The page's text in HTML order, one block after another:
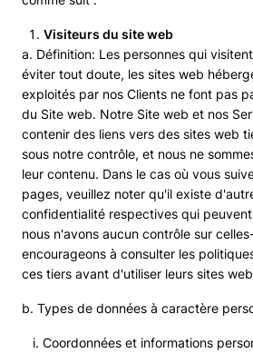
Visiteurs du site web
a. Définition: Les personnes qui
éviter tout doute, les sites web
exploités par nos Clients ne font pas
du Site web. Notre Site web et nos
contenir des liens vers des sites web
sous notre contrôle, et nous ne
leur contenu. Dans le cas où vous
pages, veuillez noter qu'il existe
confidentialité respectives qui
nous n'avons aucun contrôle sur
encourageons à consulter les
ces tiers avant d'utiliser leurs sites
b. Types de données à caractère
i. Coordonnées et informations